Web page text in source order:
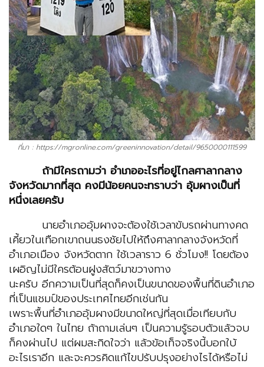
ที่มา : https://mgronline.com/greeninnovation/detail/9650000111599
ถ้ามีใครถามว่า อำเภออะไรที่อยู่ไกลศาลากลาง
จังหวัดมากที่สุด คงมีน้อยคนจะทราบว่า อุ้มผางเป็นที่
หนึ่งเลยครับ
นายอำเภออุ้มผางจะต้องใช้เวลาขับรถผ่านทางคด
เคี้ยวในเทือกเขาถนนธงชัยไปให้ถึงศาลากลางจังหวัดที่
อำเภอเมือง จังหวัดตาก ใช้เวลาราว 6 ชั่วโมง!! โดยต้อง
เผอิญไม่มีใครต้อนฝูงสัตว์มาขวางทาง
นะครับ อีกความเป็นที่สุดก็คงเป็นขนาดของพื้นที่ดินอำเภอ
ที่เป็นแชมป์ของประเทศไทยอีกเช่นกัน
เพราะพื้นที่อำเภออุ้มผางมีขนาดใหญ่ที่สุดเมื่อเทียบกับ
อำเภอใดๆ ในไทย ถ้าถามเล่นๆ เป็นความรู้รอบตัวแล้วจบ
ก็คงผ่านไป แต่ผมสะกิดใจว่า แล้วข้อเท็จจริงนี้บอกใบ้
อะไรเราอีก และจะควรคิดแก้ไขปรับปรุงอย่างไรได้หรือไม่